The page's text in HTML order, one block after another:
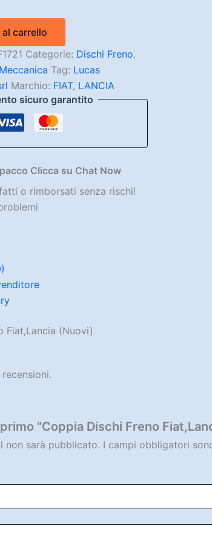
carrello
Categorie: Dischi Freno,
Meccanica Tag: Lucas
Marchio: FIAT, LANCIA
sicuro garantito
Clicca su Chat Now
o rimborsati senza rischi!
Fiat,Lancia (Nuovi)
“Coppia Dischi Freno
non sarà pubblicato. I campi obbligatori